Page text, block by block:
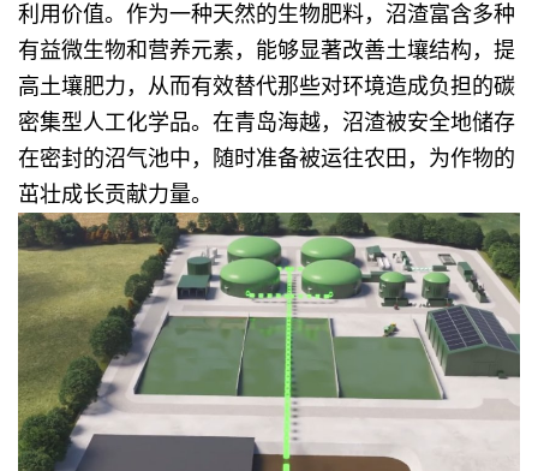
利用价值。作为一种天然的生物肥料，沼渣富含多种
有益微生物和营养元素，能够显著改善土壤结构，提
高土壤肥力，从而有效替代那些对环境造成负担的碳
密集型人工化学品。在青岛海越，沼渣被安全地储存
在密封的沼气池中，随时准备被运往农田，为作物的
茁壮成长贡献力量。